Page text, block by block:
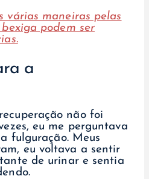
várias maneiras pelas
podem ser
a
não foi
eu me perguntava
fulguração. Meus
eu voltava a sentir
de urinar e sentia